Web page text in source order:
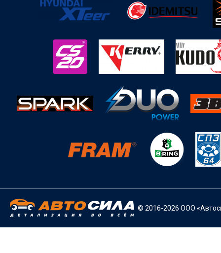
© 2016-2026 ООО